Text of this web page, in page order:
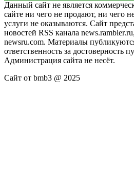
Данный сайт не является
сайте ни чего не продают, ни чего
услуги не оказываются. Сайт
новостей RSS канала
newsru.com. Материалы
ответственность за достоверность
Администрация сайта не несёт.
Сайт от bmb3 @ 2025